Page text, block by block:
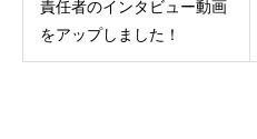
責任者のインタビュー動画
をアップしました！